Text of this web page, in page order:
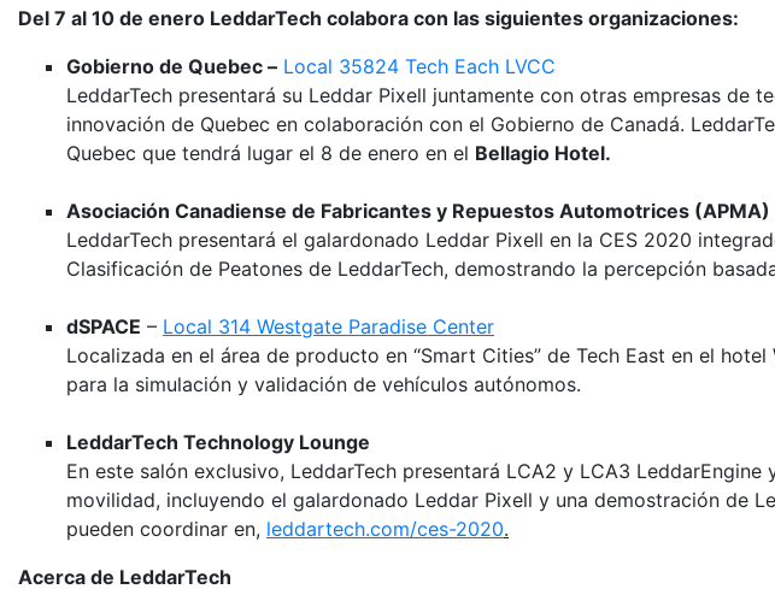
Del 7 al 10 de enero LeddarTech colabora con las siguientes organizaciones:
Gobierno de Quebec – Local 35824 Tech Each LVCC
LeddarTech presentará su Leddar Pixell juntamente con otras empresas
innovación de Quebec en colaboración con el Gobierno de Canadá.
Quebec que tendrá lugar el 8 de enero en el Bellagio Hotel.
Asociación Canadiense de Fabricantes y Repuestos Automotrices
LeddarTech presentará el galardonado Leddar Pixell en la CES 2020
Clasificación de Peatones de LeddarTech, demostrando la percepción
dSPACE – Local 314 Westgate Paradise Center
Localizada en el área de producto en “Smart Cities” de Tech East en el
para la simulación y validación de vehículos autónomos.
LeddarTech Technology Lounge
En este salón exclusivo, LeddarTech presentará LCA2 y LCA3
movilidad, incluyendo el galardonado Leddar Pixell y una demostración de
pueden coordinar en, leddartech.com/ces-2020.
Acerca de LeddarTech